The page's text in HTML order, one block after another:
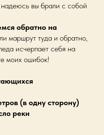
вы брали с собой
обратно на
маршрут туда и обратно,
исчерпает себя на
моих ошибок!
(в одну сторону)
реки